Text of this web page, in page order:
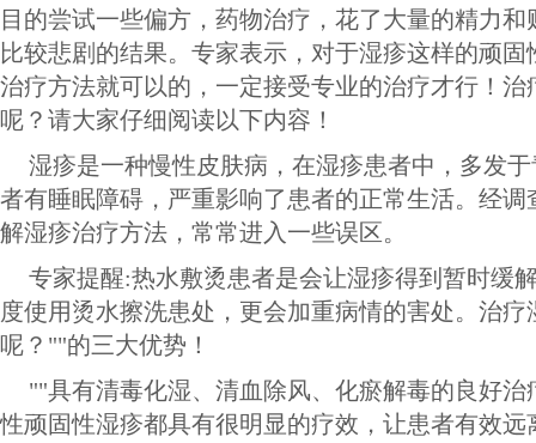
目的尝试一些偏方，药物治疗，花了大量的精力
比较悲剧的结果。专家表示，对于湿疹这样的顽
治疗方法就可以的，一定接受专业的治疗才行！
呢？请大家仔细阅读以下内容！
湿疹是一种慢性皮肤病，在湿疹患者中，多发
者有睡眠障碍，严重影响了患者的正常生活。经
解湿疹治疗方法，常常进入一些误区。
专家提醒:热水敷烫患者是会让湿疹得到暂时缓
度使用烫水擦洗患处，更会加重病情的害处。治
呢？""的三大优势！
""具有清毒化湿、清血除风、化瘀解毒的良好
性顽固性湿疹都具有很明显的疗效，让患者有效